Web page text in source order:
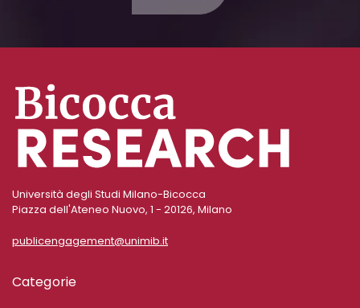
Università degli Studi Milano-Bicocca
Piazza dell'Ateneo Nuovo, 1 - 20126, Milano
publicengagement@unimib.it
Categorie